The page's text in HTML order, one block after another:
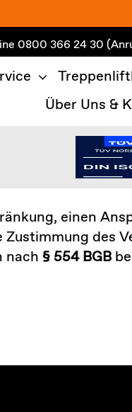
0800 366 24 30
Über Uns &
einen
des
nach § 554 BGB